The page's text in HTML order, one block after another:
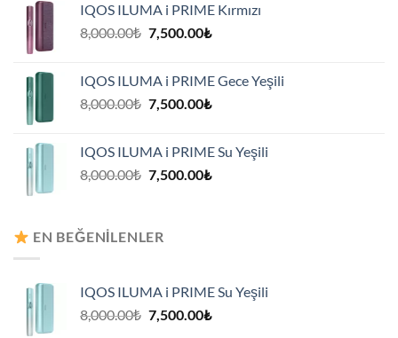
7,500.00₺.
IQOS ILUMA i PRIME Kırmızı
8,000.00₺ Orijinal
7,500.00₺Şu
7,500.00₺.
IQOS ILUMA i PRIME Gece Yeşili
8,000.00₺ Orijinal
7,500.00₺Şu
7,500.00₺.
IQOS ILUMA i PRIME Su Yeşili
8,000.00₺ Orijinal
7,500.00₺Şu
EN BEĞENILENLER
IQOS ILUMA i PRIME Su Yeşili
8,000.00₺ Orijinal
7,500.00₺Şu